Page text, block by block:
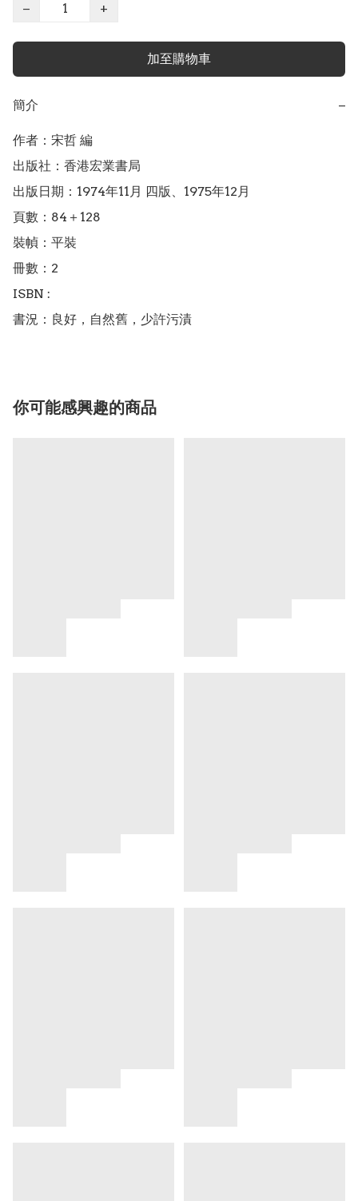
−
+
加至購物車
簡介 −
作者：宋哲 編
出版社：香港宏業書局
出版日期：1974年11月 四版、1975年12月
頁數：84＋128
裝幀：平裝
冊數：2
ISBN :
書況：良好，自然舊，少許污漬
你可能感興趣的商品